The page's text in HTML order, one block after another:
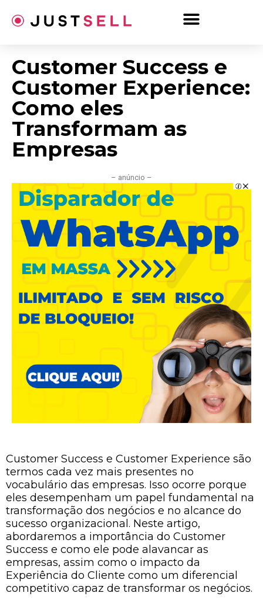
para
Customer Success e
Customer Experience:
Como eles
Transformam as
Empresas
– anúncio –
Customer Success e Customer Experience são
termos cada vez mais presentes no
vocabulário das empresas. Isso ocorre porque
eles desempenham um papel fundamental na
transformação dos negócios e no alcance do
sucesso organizacional. Neste artigo,
abordaremos a importância do Customer
Success e como ele pode alavancar as
empresas, assim como o impacto da
Experiência do Cliente como um diferencial
competitivo capaz de transformar os negócios.